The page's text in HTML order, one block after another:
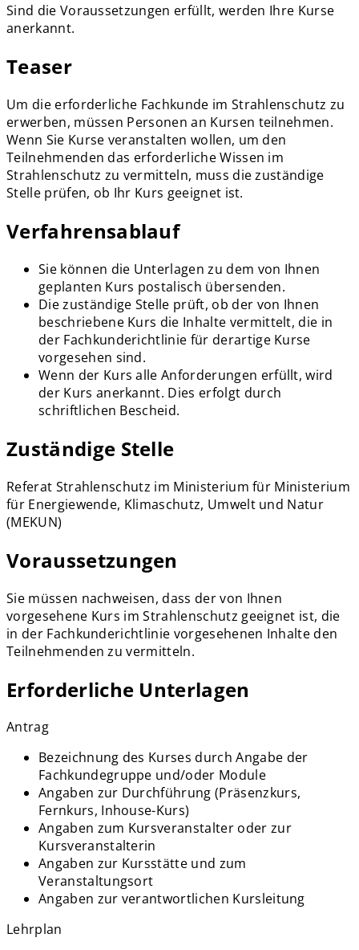
Sind die Voraussetzungen erfüllt, werden Ihre Kurse
anerkannt.
Teaser
Um die erforderliche Fachkunde im Strahlenschutz zu
erwerben, müssen Personen an Kursen teilnehmen.
Wenn Sie Kurse veranstalten wollen, um den
Teilnehmenden das erforderliche Wissen im
Strahlenschutz zu vermitteln, muss die zuständige
Stelle prüfen, ob Ihr Kurs geeignet ist.
Verfahrensablauf
Sie können die Unterlagen zu dem von Ihnen
geplanten Kurs postalisch übersenden.
Die zuständige Stelle prüft, ob der von Ihnen
beschriebene Kurs die Inhalte vermittelt, die in
der Fachkunderichtlinie für derartige Kurse
vorgesehen sind.
Wenn der Kurs alle Anforderungen erfüllt, wird
der Kurs anerkannt. Dies erfolgt durch
schriftlichen Bescheid.
Zuständige Stelle
Referat Strahlenschutz im Ministerium für Ministerium
für Energie­wende, Klimaschutz, Umwelt und Natur
(MEKUN)
Voraussetzungen
Sie müssen nachweisen, dass der von Ihnen
vorgesehene Kurs im Strahlenschutz geeignet ist, die
in der Fachkunderichtlinie vorgesehenen Inhalte den
Teilnehmenden zu vermitteln.
Erforderliche Unterlagen
Antrag
Bezeichnung des Kurses durch Angabe der
Fachkundegruppe und/oder Module
Angaben zur Durchführung (Präsenzkurs,
Fernkurs, Inhouse-Kurs)
Angaben zum Kursveranstalter oder zur
Kursveranstalterin
Angaben zur Kursstätte und zum
Veranstaltungsort
Angaben zur verantwortlichen Kursleitung
Lehrplan